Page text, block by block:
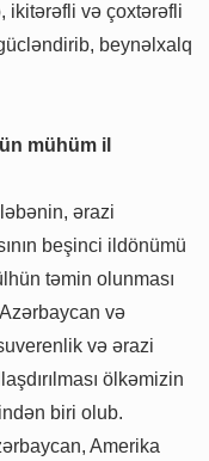
ikitərəfli və çoxtərəfli
beynəlxalq
mühüm il
ərazi
beşinci ildönümü
təmin olunması
və
və ərazi
ölkəmizin
biri olub.
Amerika